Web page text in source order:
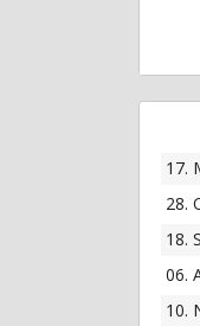
17.
28.
18.
06.
10.